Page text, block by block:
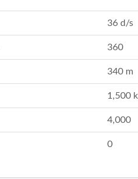
36 d/s
360
340 m
1,500
4,000
0